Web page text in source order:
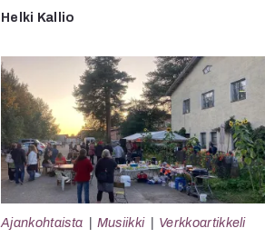
Helki Kallio
Ajankohtaista Musiikki Verkkoartikkeli